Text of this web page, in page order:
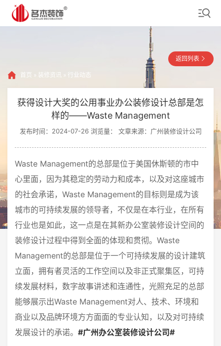
首页 » 装修资讯 » 行业动态
返回列表
获得设计大奖的公用事业办公装修设计总部是怎
样的——Waste Management
发布时间：2024-07-26 浏览量： 文章来源：广州装修设计公司
Waste Management的总部是位于美国休斯顿的市中
心里面，因为其稳定的劳动力和成本，以及对这座城市
的社会承诺，Waste Management的目标则是成为该
城市的可持续发展的领导者，不仅是在本行业，在所有
行业也是如此，这一点是在其新办公室装修设计空间的
装修设计过程中得到全面的体现和贯彻。Waste
Management的总部是位于一个可持续发展的设计建筑
立面，拥有者灵活的工作空间以及非正式聚集区，可持
续发展材料，数字故事讲述和连通性，光照充足的总部
能够展示出Waste Management对人、技术、环境和
商业以及品牌环境方方面面的专业认知，以及对可持续
发展设计的承诺。 #广州办公室装修设计公司#